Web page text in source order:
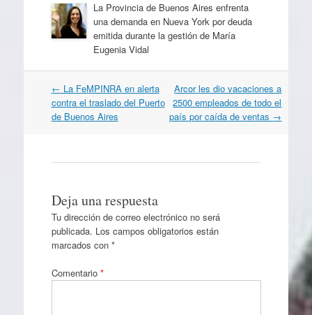
La Provincia de Buenos Aires enfrenta
una demanda en Nueva York por deuda
emitida durante la gestión de María
Eugenia Vidal
Navegación
por
artículos
← La FeMPINRA en alerta
contra el traslado del Puerto
de Buenos Aires
Arcor les dio vacaciones a
2500 empleados de todo el
país por caída de ventas →
Deja una respuesta
Tu dirección de correo electrónico no será
publicada. Los campos obligatorios están
marcados con *
Comentario *